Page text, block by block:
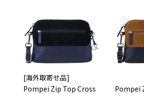
[海外取寄せ品]
Pompei Zip Top Cross
Pompei